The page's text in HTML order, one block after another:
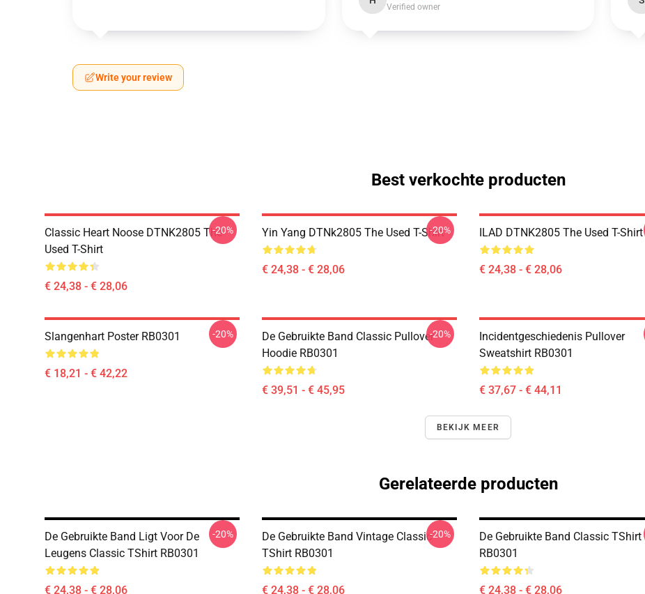
Verified owner
Write your review
Best verkochte producten
Classic Heart Noose DTNK2805 The
Used T-Shirt
€ 24,38 - € 28,06
-20% Yin Yang DTNk2805 The Used T-Shirt
€ 24,38 - € 28,06
-20% ILAD DTNK2805 The Used T-Shirt
€ 24,38 - € 28,06
Slangenhart Poster RB0301
€ 18,21 - € 42,22
-20%
De Gebruikte Band Classic Pullover
Hoodie RB0301
€ 39,51 - € 45,95
-20%
Incidentgeschiedenis Pullover
Sweatshirt RB0301
€ 37,67 - € 44,11
BEKIJK MEER
Gerelateerde producten
De Gebruikte Band Ligt Voor De
Leugens Classic TShirt RB0301
€ 24,38 - € 28,06
-20%
De Gebruikte Band Vintage Classic
TShirt RB0301
€ 24,38 - € 28,06
-20%
De Gebruikte Band Classic TShirt
RB0301
€ 24,38 - € 28,06